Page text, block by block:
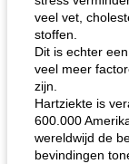
veel vet,
stoffen.
Dit is echter
veel meer
zijn.
Hartziekte is
600.000
wereldwijd de
bevindingen